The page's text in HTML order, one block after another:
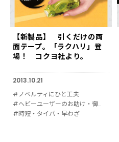
【新製品】 引くだけの両
面テープ。「ラクハリ」登
場！ コクヨ社より。
2013.10.21
#ノベルティにひと工夫
#ヘビーユーザーのお助け・御用達
#時短・タイパ・早わざ